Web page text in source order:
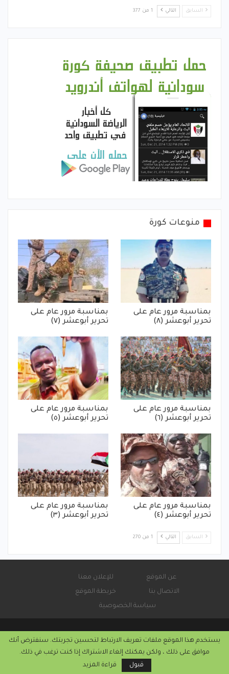
السابق التالي 1 من 377
منوعات كورة
بمناسبة مرور عام على
تحرير أبوعشر (٨)
بمناسبة مرور عام على
تحرير أبوعشر (٧)
بمناسبة مرور عام على
تحرير أبوعشر (٦)
بمناسبة مرور عام على
تحرير أبوعشر (٥)
بمناسبة مرور عام على
تحرير أبوعشر (٤)
بمناسبة مرور عام على
تحرير أبوعشر (٣)
السابق التالي 1 من 270
عن الموقع
للإعلان معنا
الاتصال بنا
خريطة الموقع
سياسة الخصوصية
© 2026 - صحيفة كورة سودانية الإلكترونية.
التركيب والاستضافة من
يستخدم هذا الموقع ملفات تعريف الارتباط لتحسين تجربتك. سنفترض أنك
موافق على ذلك ، ولكن يمكنك إلغاء الاشتراك إذا كنت ترغب في ذلك.
قبول
قراءة المزيد